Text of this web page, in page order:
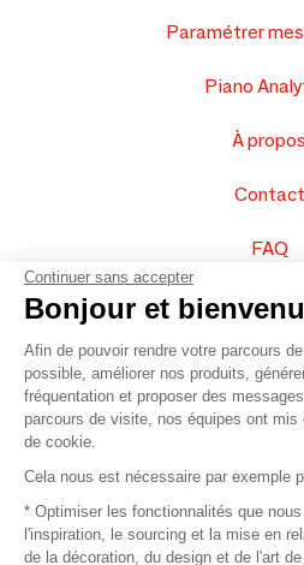
Paramétrer
Piano
À propos
Contact
FAQ
Vendez vos
Plan du
© 2016 –
Continuer sans accepter
Bonjour et
Afin de pouvoir rendre votre parcours
possible, améliorer nos produits,
fréquentation et proposer des
parcours de visite, nos équipes ont
de cookie.
Cela nous est nécessaire par exemple
* Optimiser les fonctionnalités que
l'inspiration, le sourcing et la mise en
de la décoration, du design et de l'art